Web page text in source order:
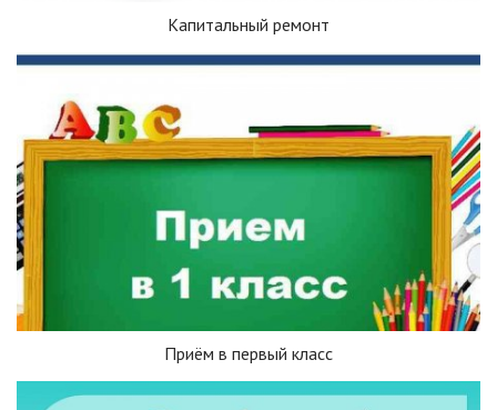
Капитальный ремонт
Приём в первый класс